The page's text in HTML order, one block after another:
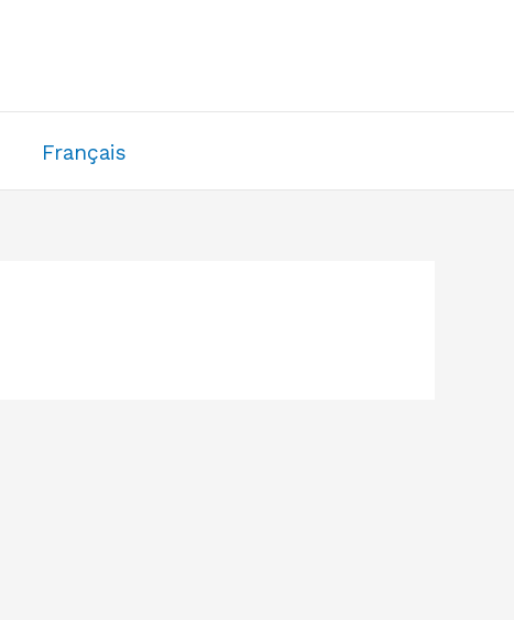
Français